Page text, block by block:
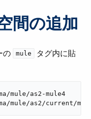
間の追加
の mule
​ タグ内に貼
mule/as2-mule4
mule/as2/current/